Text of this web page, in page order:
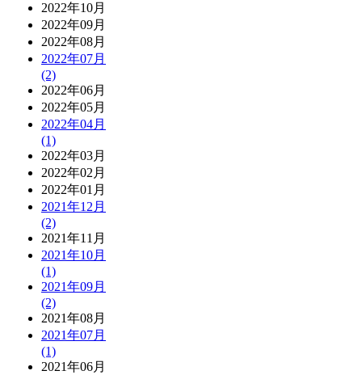
2022年10月
2022年09月
2022年08月
2022年07月
(2)
2022年06月
2022年05月
2022年04月
(1)
2022年03月
2022年02月
2022年01月
2021年12月
(2)
2021年11月
2021年10月
(1)
2021年09月
(2)
2021年08月
2021年07月
(1)
2021年06月